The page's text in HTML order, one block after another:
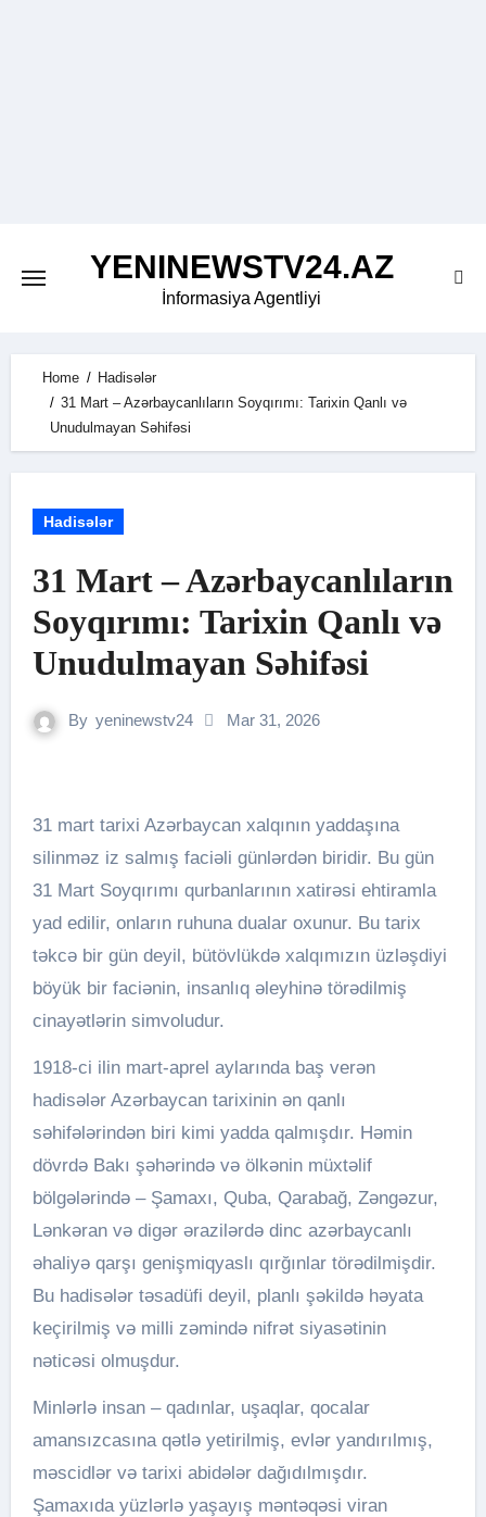
YENINEWSTV24.AZ
İnformasiya Agentliyi
Home
Hadisələr
31 Mart – Azərbaycanlıların Soyqırımı: Tarixin Qanlı və
Unudulmayan Səhifəsi
Hadisələr
31 Mart – Azərbaycanlıların
Soyqırımı: Tarixin Qanlı və
Unudulmayan Səhifəsi
By yeninewstv24 Mar 31, 2026
31 mart tarixi Azərbaycan xalqının yaddaşına
silinməz iz salmış faciəli günlərdən biridir. Bu gün
31 Mart Soyqırımı qurbanlarının xatirəsi ehtiramla
yad edilir, onların ruhuna dualar oxunur. Bu tarix
təkcə bir gün deyil, bütövlükdə xalqımızın üzləşdiyi
böyük bir faciənin, insanlıq əleyhinə törədilmiş
cinayətlərin simvoludur.
1918-ci ilin mart-aprel aylarında baş verən
hadisələr Azərbaycan tarixinin ən qanlı
səhifələrindən biri kimi yadda qalmışdır. Həmin
dövrdə Bakı şəhərində və ölkənin müxtəlif
bölgələrində – Şamaxı, Quba, Qarabağ, Zəngəzur,
Lənkəran və digər ərazilərdə dinc azərbaycanlı
əhaliyə qarşı genişmiqyaslı qırğınlar törədilmişdir.
Bu hadisələr təsadüfi deyil, planlı şəkildə həyata
keçirilmiş və milli zəmində nifrət siyasətinin
nəticəsi olmuşdur.
Minlərlə insan – qadınlar, uşaqlar, qocalar
amansızcasına qətlə yetirilmiş, evlər yandırılmış,
məscidlər və tarixi abidələr dağıdılmışdır.
Şamaxıda yüzlərlə yaşayış məntəqəsi viran